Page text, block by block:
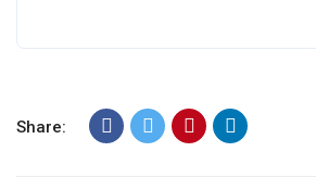
Share: